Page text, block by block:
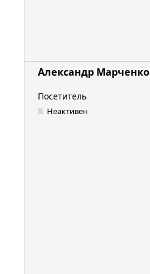
Александр Марченко
Посетитель
Неактивен